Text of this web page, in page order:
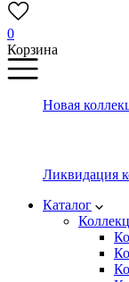
0
Корзина
Новая
Ликвидация
Каталог